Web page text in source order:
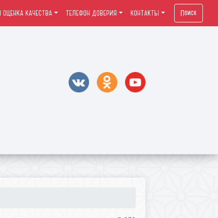
КАЧЕСТВА ТЕЛЕФОН ДОВЕРИЯ КОНТАКТЫ Поиск